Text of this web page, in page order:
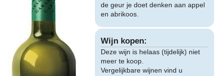
de geur je doet denken aan appel
en abrikoos.
Wijn kopen:
Deze wijn is helaas (tijdelijk) niet
meer te koop.
Vergelijkbare wijnen vind u